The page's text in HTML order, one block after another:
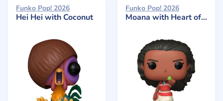
Funko Pop! 2026
Hei Hei with Coconut
Funko Pop! 2026
Moana with Heart of Te Fiti (Glow)